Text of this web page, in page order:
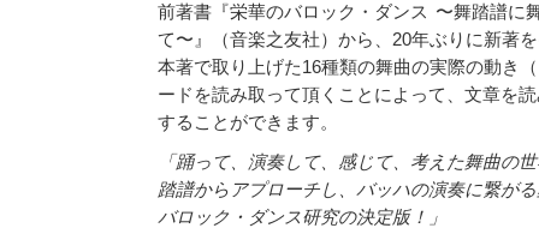
前著書『栄華のバロック・ダンス 〜舞踏譜に
て〜』（音楽之友社）から、20年ぶりに新著
本著で取り上げた16種類の舞曲の実際の動き
ードを読み取って頂くことによって、文章を
することができます。
「踊って、演奏して、感じて、考えた舞曲
踏譜からアプローチし、バッハの演奏に繋が
バロック・ダンス研究の決定版！」